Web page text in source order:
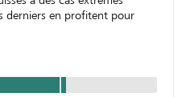
derniers en profitent pour